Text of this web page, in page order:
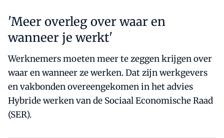
'Meer overleg over waar en
wanneer je werkt'
Werknemers moeten meer te zeggen krijgen over
waar en wanneer ze werken. Dat zijn werkgevers
en vakbonden overeengekomen in het advies
Hybride werken van de Sociaal Economische Raad
(SER).